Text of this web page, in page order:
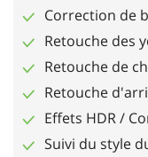
Correction de
Retouche des
Retouche de
Retouche
Effets HDR /
Suivi du style